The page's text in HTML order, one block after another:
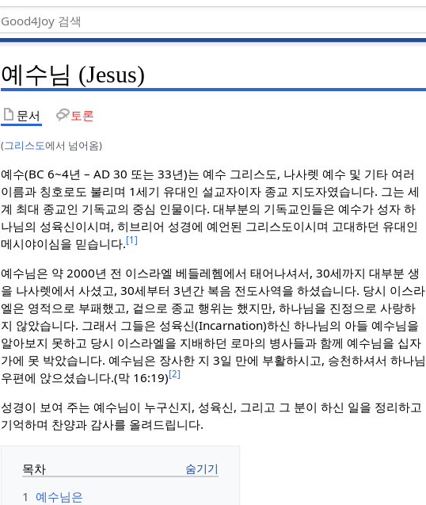
예수님 (Jesus)
문서 토론
(그리스도에서 넘어옴)
예수(BC 6~4년 – AD 30 또는 33년)는 예수 그리스도, 나사렛 예수 및 기타 여러
이름과 칭호로도 불리며 1세기 유대인 설교자이자 종교 지도자였습니다. 그는 세
계 최대 종교인 기독교의 중심 인물이다. 대부분의 기독교인들은 예수가 성자 하
나님의 성육신이시며, 히브리어 성경에 예언된 그리스도이시며 고대하던 유대인
메시야이심을 믿습니다.[1]
예수님은 약 2000년 전 이스라엘 베들레헴에서 태어나셔서, 30세까지 대부분 생
을 나사렛에서 사셨고, 30세부터 3년간 복음 전도사역을 하셨습니다. 당시 이스라
엘은 영적으로 부패했고, 겉으로 종교 행위는 했지만, 하나님을 진정으로 사랑하
지 않았습니다. 그래서 그들은 성육신(Incarnation)하신 하나님의 아들 예수님을
알아보지 못하고 당시 이스라엘을 지배하던 로마의 병사들과 함께 예수님을 십자
가에 못 박았습니다. 예수님은 장사한 지 3일 만에 부활하시고, 승천하셔서 하나님
우편에 앉으셨습니다.(막 16:19)[2]
성경이 보여 주는 예수님이 누구신지, 성육신, 그리고 그 분이 하신 일을 정리하고
기억하며 찬양과 감사를 올려드립니다.
목차
1 예수님은